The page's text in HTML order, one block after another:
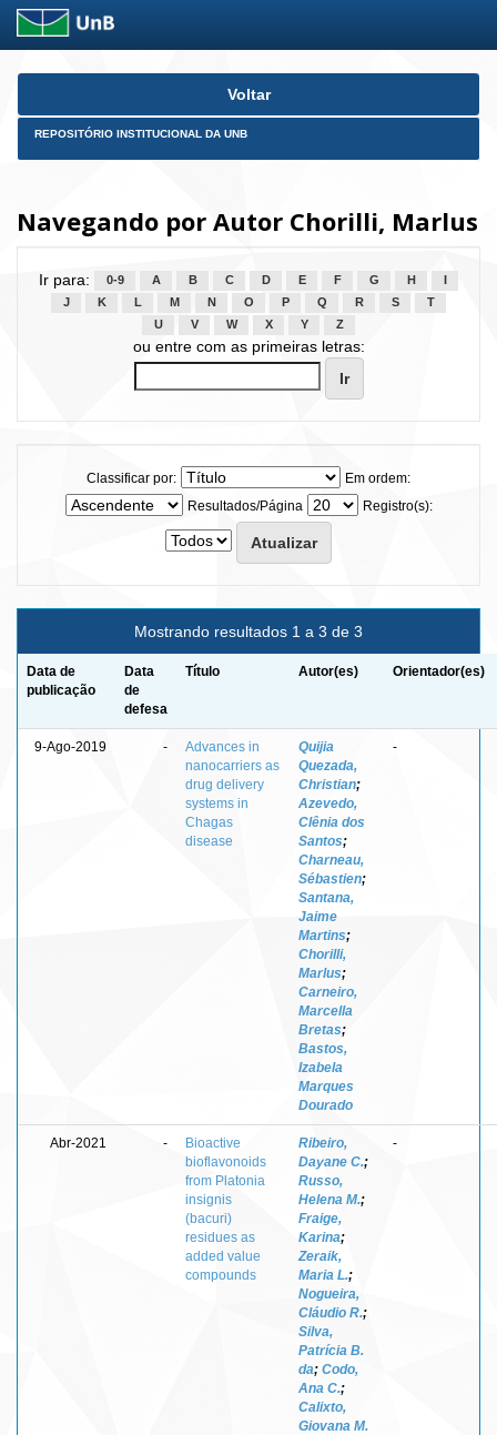
Skip
Voltar
REPOSITÓRIO INSTITUCIONAL DA UNB
Navegando por Autor Chorilli, Marlus
Ir para: 0-9 A B C D E F G H
J
K L M N O P Q R S
T
U
V W X Y Z
ou entre com as primeiras letras:
Classificar por:
Em ordem:
Resultados/Página
Registro(s):
Mostrando resultados 1 a 3 de 3
Data de
publicação
Data
de
defesa
Título Autor(es) Orientador(es)
9-Ago-2019 -
Advances in
nanocarriers as
drug delivery
systems in
Chagas
disease
Quijia
Quezada,
Christian;
Azevedo,
Clênia dos
Santos;
Charneau,
Sébastien;
Santana,
Jaime
Martins;
Chorilli,
Marlus;
Carneiro,
Marcella
Bretas;
Bastos,
Izabela
Marques
Dourado
-
Abr-2021 -
Bioactive
bioflavonoids
from Platonia
insignis
(bacuri)
residues as
added value
compounds
Ribeiro,
Dayane C.;
Russo,
Helena M.;
Fraige,
Karina;
Zeraik,
Maria L.;
Nogueira,
Cláudio R.;
Silva,
Patrícia B.
da; Codo,
Ana C.;
Calixto,
Giovana M.
-